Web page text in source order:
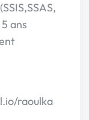
ans
raoulka